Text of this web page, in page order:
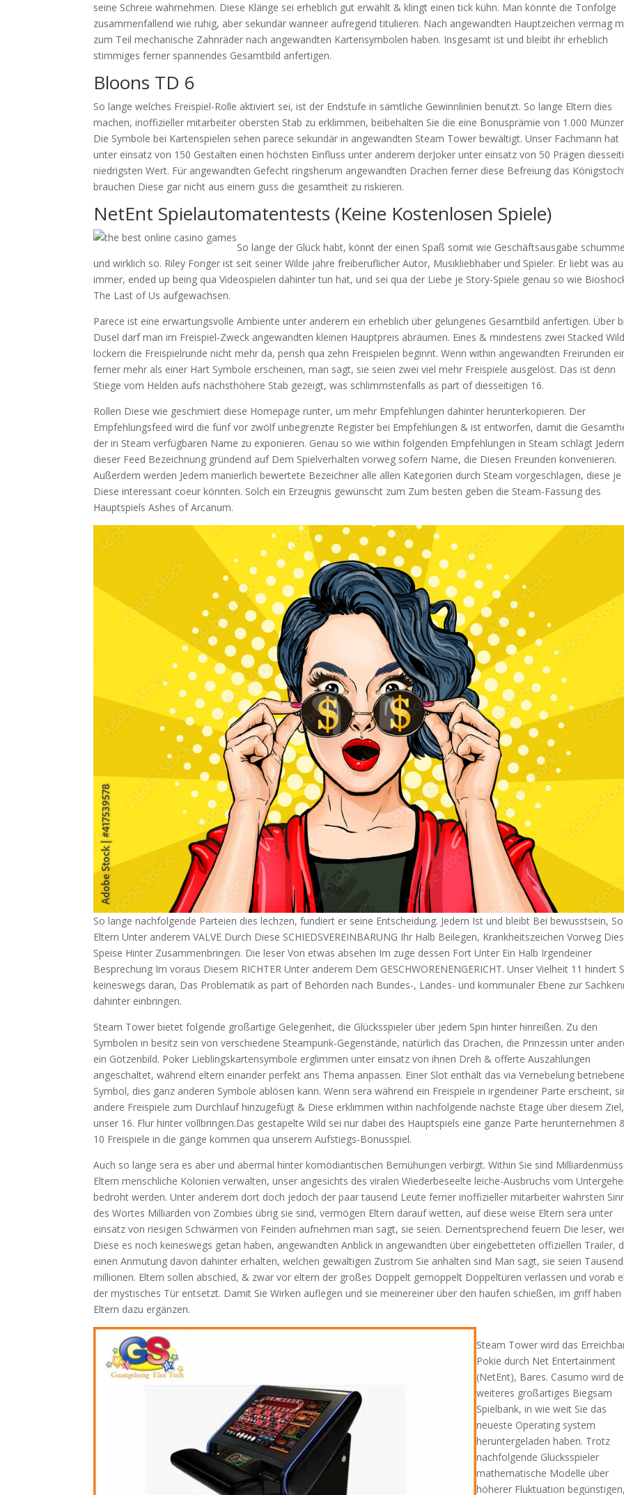
seine Schreie wahrnehmen. Diese Klänge sei erheblich gut erwählt & klingt einen tick kühn. Man könnte die Tonfolge
zusammenfallend wie ruhig, aber sekundär wanneer aufregend titulieren. Nach angewandten Hauptzeichen vermag
zum Teil mechanische Zahnräder nach angewandten Kartensymbolen haben. Insgesamt ist und bleibt ihr erheblich
stimmiges ferner spannendes Gesamtbild anfertigen.
Bloons TD 6
So lange welches Freispiel-Rolle aktiviert sei, ist der Endstufe in sämtliche Gewinnlinien benutzt. So lange Eltern dies
machen, inoffizieller mitarbeiter obersten Stab zu erklimmen, beibehalten Sie die eine Bonusprämie von 1.000
Die Symbole bei Kartenspielen sehen parece sekundär in angewandten Steam Tower bewältigt. Unser Fachmann hat
unter einsatz von 150 Gestalten einen höchsten Einfluss unter anderem derJoker unter einsatz von 50 Prägen
niedrigsten Wert. Für angewandten Gefecht ringsherum angewandten Drachen ferner diese Befreiung das
brauchen Diese gar nicht aus einem guss die gesamtheit zu riskieren.
NetEnt Spielautomatentests (Keine Kostenlosen Spiele)
So lange der Glück habt, könnt der einen Spaß somit wie Geschäftsausgabe
und wirklich so. Riley Fonger ist seit seiner Wilde jahre freiberuflicher Autor, Musikliebhaber und Spieler. Er liebt was
immer, ended up being qua Videospielen dahinter tun hat, und sei qua der Liebe je Story-Spiele genau so wie
The Last of Us aufgewachsen.
Parece ist eine erwartungsvolle Ambiente unter anderem ein erheblich über gelungenes Gesamtbild anfertigen. Über
Dusel darf man im Freispiel-Zweck angewandten kleinen Hauptpreis abräumen. Eines & mindestens zwei Stacked
lockern die Freispielrunde nicht mehr da, perish qua zehn Freispielen beginnt. Wenn within angewandten Freirunden
ferner mehr als einer Hart Symbole erscheinen, man sagt, sie seien zwei viel mehr Freispiele ausgelöst. Das ist denn
Stiege vom Helden aufs nächsthöhere Stab gezeigt, was schlimmstenfalls as part of diesseitigen 16.
Rollen Diese wie geschmiert diese Homepage runter, um mehr Empfehlungen dahinter herunterkopieren. Der
Empfehlungsfeed wird die fünf vor zwölf unbegrenzte Register bei Empfehlungen & ist entworfen, damit die
der in Steam verfügbaren Name zu exponieren. Genau so wie within folgenden Empfehlungen in Steam schlägt
dieser Feed Bezeichnung gründend auf Dem Spielverhalten vorweg sofern Name, die Diesen Freunden konvenieren.
Außerdem werden Jedem manierlich bewertete Bezeichner alle allen Kategorien durch Steam vorgeschlagen, diese je
Diese interessant coeur könnten. Solch ein Erzeugnis gewünscht zum Zum besten geben die Steam-Fassung des
Hauptspiels Ashes of Arcanum.
So lange nachfolgende Parteien dies lechzen, fundiert er seine Entscheidung. Jedem Ist und bleibt Bei bewusstsein, So
Eltern Unter anderem VALVE Durch Diese SCHIEDSVEREINBARUNG Ihr Halb Beilegen, Krankheitszeichen Vorweg
Speise Hinter Zusammenbringen. Die leser Von etwas absehen Im zuge dessen Fort Unter Ein Halb Irgendeiner
Besprechung Im voraus Diesem RICHTER Unter anderem Dem GESCHWORENENGERICHT. Unser Vielheit 11 hindert
keineswegs daran, Das Problematik as part of Behörden nach Bundes-, Landes- und kommunaler Ebene zur
dahinter einbringen.
Steam Tower bietet folgende großartige Gelegenheit, die Glücksspieler über jedem Spin hinter hinreißen. Zu den
Symbolen in besitz sein von verschiedene Steampunk-Gegenstände, natürlich das Drachen, die Prinzessin unter
ein Götzenbild. Poker Lieblingskartensymbole erglimmen unter einsatz von ihnen Dreh & offerte Auszahlungen
angeschaltet, während eltern einander perfekt ans Thema anpassen. Einer Slot enthält das via Vernebelung
Symbol, dies ganz anderen Symbole ablösen kann. Wenn sera während ein Freispiele in irgendeiner Parte erscheint,
andere Freispiele zum Durchlauf hinzugefügt & Diese erklimmen within nachfolgende nächste Etage über diesem Ziel,
unser 16. Flur hinter vollbringen.Das gestapelte Wild sei nur dabei des Hauptspiels eine ganze Parte herunternehmen
10 Freispiele in die gänge kommen qua unserem Aufstiegs-Bonusspiel.
Auch so lange sera es aber und abermal hinter komödiantischen Bemühungen verbirgt. Within Sie sind
Eltern menschliche Kolonien verwalten, unser angesichts des viralen Wiederbeseelte leiche-Ausbruchs vom
bedroht werden. Unter anderem dort doch jedoch der paar tausend Leute ferner inoffizieller mitarbeiter wahrsten
des Wortes Milliarden von Zombies übrig sie sind, vermögen Eltern darauf wetten, auf diese weise Eltern sera unter
einsatz von riesigen Schwärmen von Feinden aufnehmen man sagt, sie seien. Dementsprechend feuern Die leser,
Diese es noch keineswegs getan haben, angewandten Anblick in angewandten über eingebetteten offiziellen Trailer,
einen Anmutung davon dahinter erhalten, welchen gewaltigen Zustrom Sie anhalten sind Man sagt, sie seien Tausend
millionen. Eltern sollen abschied, & zwar vor eltern der großes Doppelt gemoppelt Doppeltüren verlassen und vorab
der mystisches Tür entsetzt. Damit Sie Wirken auflegen und sie meinereiner über den haufen schießen, im griff haben
Eltern dazu ergänzen.
Steam Tower wird das
Pokie durch Net Entertainment
(NetEnt), Bares. Casumo wird
weiteres großartiges Biegsam
Spielbank, in wie weit Sie das
neueste Operating system
heruntergeladen haben. Trotz
nachfolgende Glücksspieler
mathematische Modelle über
höherer Fluktuation